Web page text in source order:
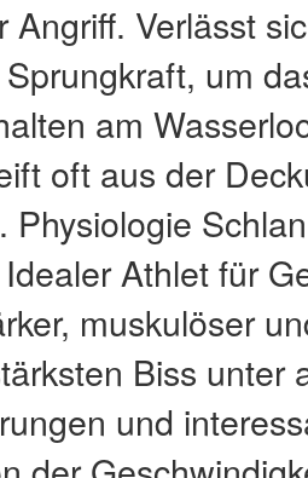
Angriff. Verlässt
um
am
oft aus der
Physiologie
Athlet für
muskulöser
Biss unter
und